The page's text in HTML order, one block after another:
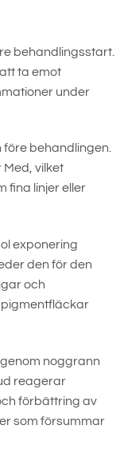
behandlingsstart.
ta emot
under
före behandlingen.
vilket
fina linjer eller
exponering
den för den
och
pigmentfläckar
noggrann
reagerar
förbättring av
som försummar